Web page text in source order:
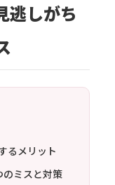
逃しがち
るメリット
のミスと対策